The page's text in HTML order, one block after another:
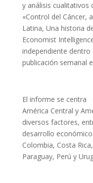
y análisis cualitativos
«Control del Cáncer,
Latina, Una historia
Economist
independiente
publicación semanal
El informe se centra
América Central y
diversos factores,
desarrollo
Colombia, Costa
Paraguay, Perú y